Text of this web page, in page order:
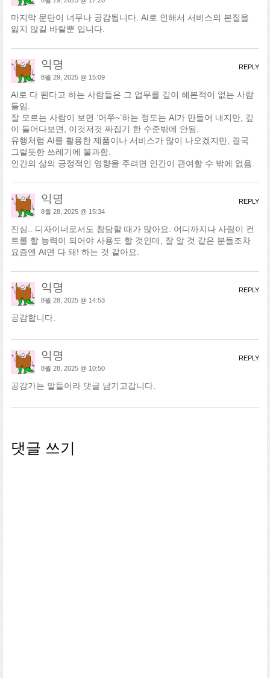
마지막 문단이 너무나 공감됩니다. AI로 인해서 서비스의 본질을
잃지 않길 바랄뿐 입니다.
익명
8월 29, 2025 @ 15:09
AI로 다 된다고 하는 사람들은 그 업무를 깊이 해본적이 없는 사람
들임.
잘 모르는 사람이 보면 ‘어쭈~’하는 정도는 AI가 만들어 내지만, 깊
이 들어다보면, 이것저것 짜집기 한 수준밖에 안됨.
유행처럼 AI를 활용한 제품이나 서비스가 많이 나오겠지만, 결국
그럴듯한 쓰레기에 불과함.
인간의 삶의 긍정적인 영향을 주려면 인간이 관여할 수 밖에 없음.
REPLY
익명
8월 28, 2025 @ 15:34
진심.. 디자이너로서도 참담할 때가 많아요. 어디까지나 사람이 컨
트롤 할 능력이 되어야 사용도 할 것인데, 잘 알 것 같은 분들조차
요즘엔 AI면 다 돼! 하는 것 같아요.
REPLY
익명
8월 28, 2025 @ 14:53
공감합니다.
REPLY
익명
8월 28, 2025 @ 10:50
공감가는 말들이라 댓글 남기고갑니다.
REPLY
댓글 쓰기